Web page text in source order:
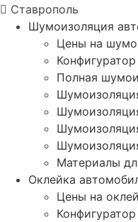
Ставрополь
Шумоизоляция
Цены на
Полная
Материалы
Оклейка
Цены на